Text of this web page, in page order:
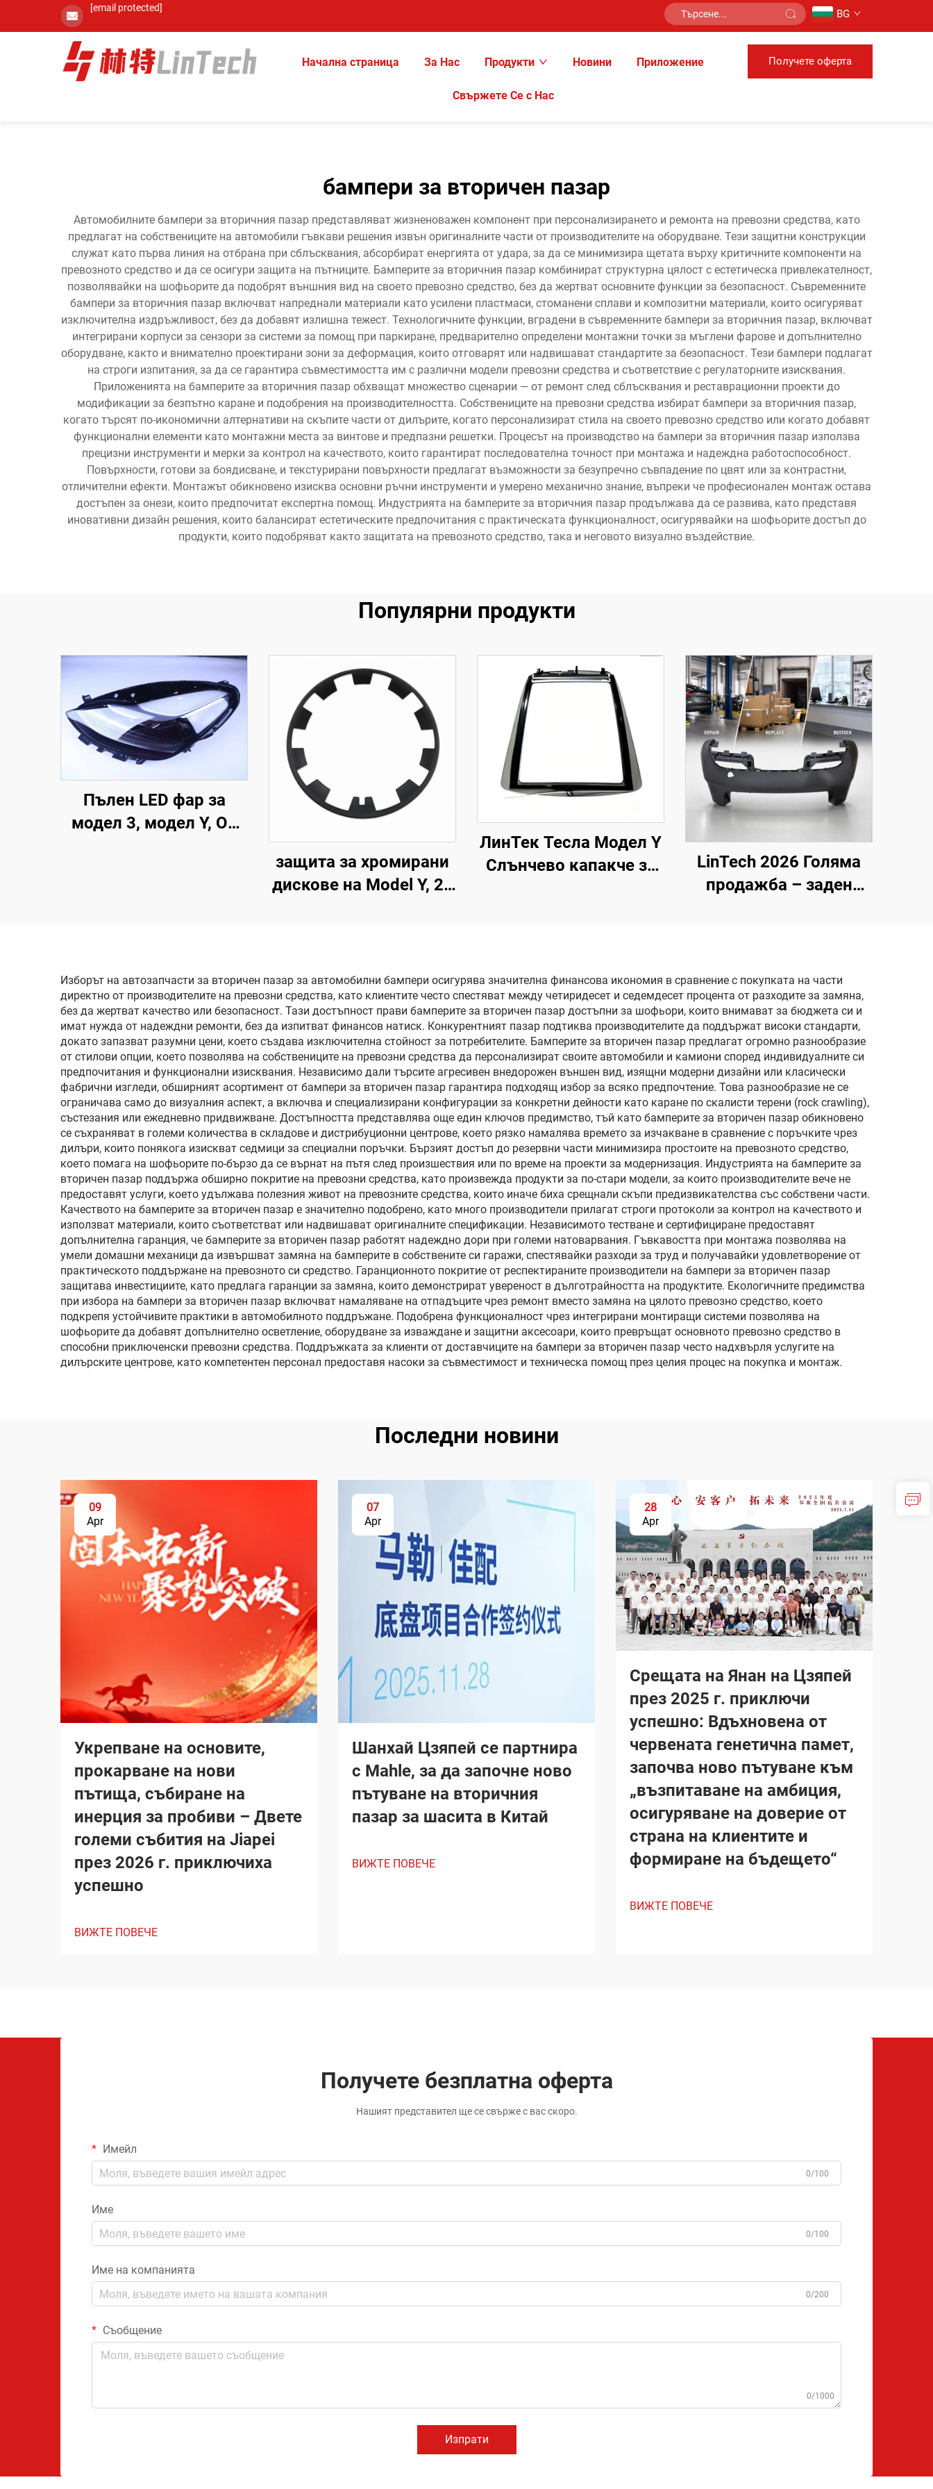
[email protected] BG
Начална страница За Нас Продукти Новини Приложение
Свържете Се с Нас
Получете оферта
бампери за вторичен пазар
Автомобилните бампери за вторичния пазар представляват жизненоважен компонент при персонализирането и ремонта на превозни средства, като
предлагат на собствениците на автомобили гъвкави решения извън оригиналните части от производителите на оборудване. Тези защитни конструкции
служат като първа линия на отбрана при сблъсквания, абсорбират енергията от удара, за да се минимизира щетата върху критичните компоненти на
превозното средство и да се осигури защита на пътниците. Бамперите за вторичния пазар комбинират структурна цялост с естетическа привлекателност,
позволявайки на шофьорите да подобрят външния вид на своето превозно средство, без да жертват основните функции за безопасност. Съвременните
бампери за вторичния пазар включват напреднали материали като усилени пластмаси, стоманени сплави и композитни материали, които осигуряват
изключителна издръжливост, без да добавят излишна тежест. Технологичните функции, вградени в съвременните бампери за вторичния пазар, включват
интегрирани корпуси за сензори за системи за помощ при паркиране, предварително определени монтажни точки за мъглени фарове и допълнително
оборудване, както и внимателно проектирани зони за деформация, които отговарят или надвишават стандартите за безопасност. Тези бампери подлагат
на строги изпитания, за да се гарантира съвместимостта им с различни модели превозни средства и съответствие с регулаторните изисквания.
Приложенията на бамперите за вторичния пазар обхващат множество сценарии — от ремонт след сблъсквания и реставрационни проекти до
модификации за безпътно каране и подобрения на производителността. Собствениците на превозни средства избират бампери за вторичния пазар,
когато търсят по-икономични алтернативи на скъпите части от дилърите, когато персонализират стила на своето превозно средство или когато добавят
функционални елементи като монтажни места за винтове и предпазни решетки. Процесът на производство на бампери за вторичния пазар използва
прецизни инструменти и мерки за контрол на качеството, които гарантират последователна точност при монтажа и надеждна работоспособност.
Повърхности, готови за боядисване, и текстурирани повърхности предлагат възможности за безупречно съвпадение по цвят или за контрастни,
отличителни ефекти. Монтажът обикновено изисква основни ръчни инструменти и умерено механично знание, въпреки че професионален монтаж остава
достъпен за онези, които предпочитат експертна помощ. Индустрията на бамперите за вторичния пазар продължава да се развива, като представя
иновативни дизайн решения, които балансират естетическите предпочитания с практическата функционалност, осигурявайки на шофьорите достъп до
продукти, които подобряват както защитата на превозното средство, така и неговото визуално въздействие.
Популярни продукти
Пълен LED фар за
модел 3, модел Y, OE
защита за хромирани
дискове на Model Y, 20
ЛинТек Тесла Модел Y
Слънчево капакче за
и ултравиолетови
лъчи
LinTech 2026 Голяма
продажба – заден
оригинално
оборудване (OE)
1582571-SC-C
Изборът на автозапчасти за вторичен пазар за автомобилни бампери осигурява значителна финансова икономия в сравнение с покупката на части
директно от производителите на превозни средства, като клиентите често спестяват между четиридесет и седемдесет процента от разходите за замяна,
без да жертват качество или безопасност. Тази достъпност прави бамперите за вторичен пазар достъпни за шофьори, които внимават за бюджета си и
имат нужда от надеждни ремонти, без да изпитват финансов натиск. Конкурентният пазар подтиква производителите да поддържат високи стандарти,
докато запазват разумни цени, което създава изключителна стойност за потребителите. Бамперите за вторичен пазар предлагат огромно разнообразие
от стилови опции, което позволява на собствениците на превозни средства да персонализират своите автомобили и камиони според индивидуалните си
предпочитания и функционални изисквания. Независимо дали търсите агресивен внедорожен външен вид, изящни модерни дизайни или класически
фабрични изгледи, обширният асортимент от бампери за вторичен пазар гарантира подходящ избор за всяко предпочтение. Това разнообразие не се
ограничава само до визуалния аспект, а включва и специализирани конфигурации за конкретни дейности като каране по скалисти терени (rock crawling),
състезания или ежедневно придвижване. Достъпността представлява още един ключов предимство, тъй като бамперите за вторичен пазар обикновено
се съхраняват в големи количества в складове и дистрибуционни центрове, което рязко намалява времето за изчакване в сравнение с поръчките чрез
дилъри, които понякога изискват седмици за специални поръчки. Бързият достъп до резервни части минимизира простоите на превозното средство,
което помага на шофьорите по-бързо да се върнат на пътя след произшествия или по време на проекти за модернизация. Индустрията на бамперите за
вторичен пазар поддържа обширно покритие на превозни средства, като произвежда продукти за по-стари модели, за които производителите вече не
предоставят услуги, което удължава полезния живот на превозните средства, които иначе биха срещнали скъпи предизвикателства със собствени части.
Качеството на бамперите за вторичен пазар е значително подобрено, като много производители прилагат строги протоколи за контрол на качеството и
използват материали, които съответстват или надвишават оригиналните спецификации. Независимото тестване и сертифициране предоставят
допълнителна гаранция, че бамперите за вторичен пазар работят надеждно дори при големи натоварвания. Гъвкавостта при монтажа позволява на
умели домашни механици да извършват замяна на бамперите в собствените си гаражи, спестявайки разходи за труд и получавайки удовлетворение от
практическото поддържане на превозното си средство. Гаранционното покритие от респектираните производители на бампери за вторичен пазар
защитава инвестициите, като предлага гаранции за замяна, които демонстрират увереност в дълготрайността на продуктите. Екологичните предимства
при избора на бампери за вторичен пазар включват намаляване на отпадъците чрез ремонт вместо замяна на цялото превозно средство, което
подкрепя устойчивите практики в автомобилното поддръжане. Подобрена функционалност чрез интегрирани монтиращи системи позволява на
шофьорите да добавят допълнително осветление, оборудване за изваждане и защитни аксесоари, които превръщат основното превозно средство в
способни приключенски превозни средства. Поддръжката за клиенти от доставчиците на бампери за вторичен пазар често надхвърля услугите на
дилърските центрове, като компетентен персонал предоставя насоки за съвместимост и техническа помощ през целия процес на покупка и монтаж.
Последни новини
09
Apr
Укрепване на основите,
прокарване на нови
пътища, събиране на
инерция за пробиви – Двете
големи събития на Jiapei
през 2026 г. приключиха
успешно
ВИЖТЕ ПОВЕЧЕ
07
Apr
Шанхай Цзяпей се партнира
с Mahle, за да започне ново
пътуване на вторичния
пазар за шасита в Китай
ВИЖТЕ ПОВЕЧЕ
28
Apr
Срещата на Янан на Цзяпей
през 2025 г. приключи
успешно: Вдъхновена от
червената генетична памет,
започва ново пътуване към
„възпитаване на амбиция,
осигуряване на доверие от
страна на клиентите и
формиране на бъдещето“
ВИЖТЕ ПОВЕЧЕ
Получете безплатна оферта
Нашият представител ще се свърже с вас скоро.
Имейл
0/100
Име
0/100
Име на компанията
0/200
Съобщение
0/1000
Изпрати